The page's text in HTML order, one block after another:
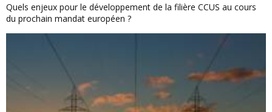
Quels enjeux pour le développement de la filière CCUS au cours
du prochain mandat européen ?